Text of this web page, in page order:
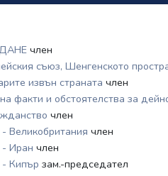
член
съюз, Шенгенското
извън странатачлен
факти и обстоятелства за
член
- Великобританиячлен
- Иранчлен
- Кипързам.-председател